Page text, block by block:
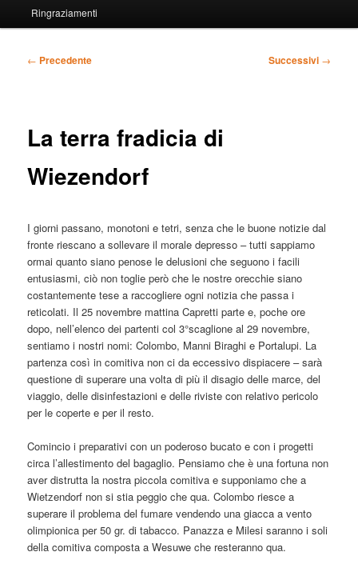
al
Ringraziamenti
Navigazione
← Precedente Successivi →
La terra fradicia di
Wiezendorf
I giorni passano, monotoni e tetri, senza che le buone notizie dal
fronte riescano a sollevare il morale depresso – tutti sappiamo
ormai quanto siano penose le delusioni che seguono i facili
entusiasmi, ciò non toglie però che le nostre orecchie siano
costantemente tese a raccogliere ogni notizia che passa i
reticolati. Il 25 novembre mattina Capretti parte e, poche ore
dopo, nell’elenco dei partenti col 3°scaglione al 29 novembre,
sentiamo i nostri nomi: Colombo, Manni Biraghi e Portalupi. La
partenza così in comitiva non ci da eccessivo dispiacere – sarà
questione di superare una volta di più il disagio delle marce, del
viaggio, delle disinfestazioni e delle riviste con relativo pericolo
per le coperte e per il resto.
Comincio i preparativi con un poderoso bucato e con i progetti
circa l’allestimento del bagaglio. Pensiamo che è una fortuna non
aver distrutta la nostra piccola comitiva e supponiamo che a
Wietzendorf non si stia peggio che qua. Colombo riesce a
superare il problema del fumare vendendo una giacca a vento
olimpionica per 50 gr. di tabacco. Panazza e Milesi saranno i soli
della comitiva composta a Wesuwe che resteranno qua.